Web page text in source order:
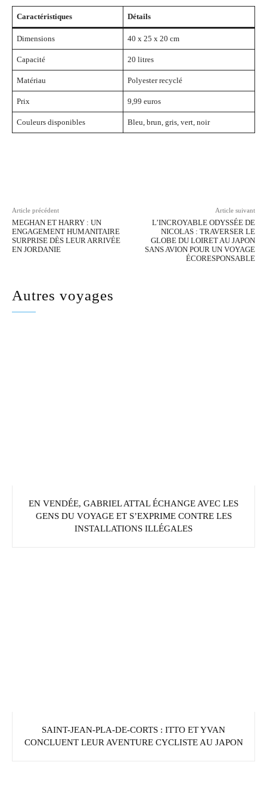
Caractéristiques Détails
Dimensions 40 x 25 x 20 cm
Capacité 20 litres
Matériau Polyester recyclé
Prix 9,99 euros
Couleurs disponibles Bleu, brun, gris, vert, noir
Article précédent
MEGHAN ET HARRY : UN
ENGAGEMENT HUMANITAIRE
SURPRISE DÈS LEUR ARRIVÉE
EN JORDANIE
Article suivant
L’INCROYABLE ODYSSÉE DE
NICOLAS : TRAVERSER LE
GLOBE DU LOIRET AU JAPON
SANS AVION POUR UN VOYAGE
ÉCORESPONSABLE
Autres voyages
EN VENDÉE, GABRIEL ATTAL ÉCHANGE AVEC LES
GENS DU VOYAGE ET S’EXPRIME CONTRE LES
INSTALLATIONS ILLÉGALES
SAINT-JEAN-PLA-DE-CORTS : ITTO ET YVAN
CONCLUENT LEUR AVENTURE CYCLISTE AU JAPON